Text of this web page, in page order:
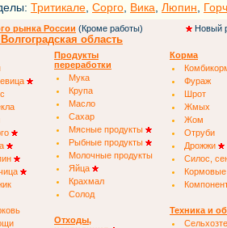
Тритикале Сорго Вика Люпин
рынка России (Кроме работы)
Новый
область
Продукты
переработки
Мука
Крупа
Масло
Сахар
Мясные продукты
Рыбные продукты
Молочные продукты
Яйца
Крахмал
Солод
Отходы,
Корма
Фураж
Шрот
Жмых
Жом
Отруби
Дрожжи
Силос,
Техника и